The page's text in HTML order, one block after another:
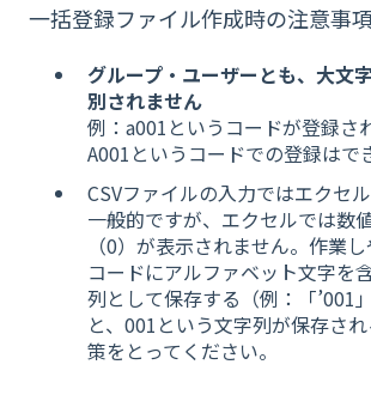
一括登録ファイル作成時の注意事項
グループ・ユーザーとも、大文
別されません
例：a001というコードが登録さ
A001というコードでの登録はで
CSVファイルの入力ではエクセ
一般的ですが、エクセルでは数
（0）が表示されません。 作業
コードにアルファベット文字を
列として保存する （例：「’001
と、001という文字列が保存さ
策をとってください。